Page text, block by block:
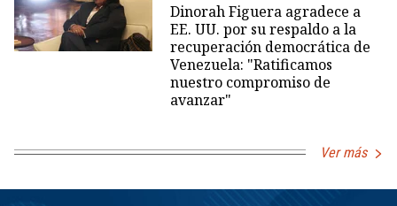
Dinorah Figuera agradece a
EE. UU. por su respaldo a la
recuperación democrática de
Venezuela: "Ratificamos
nuestro compromiso de
avanzar"
Ver más